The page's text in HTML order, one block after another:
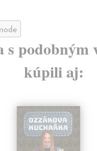
s podobným
kúpili aj: